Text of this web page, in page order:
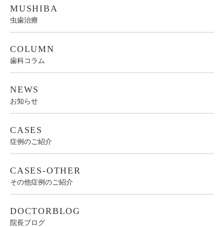
MUSHIBA
虫歯治療
COLUMN
歯科コラム
NEWS
お知らせ
CASES
症例のご紹介
CASES-OTHER
その他症例のご紹介
DOCTORBLOG
院長ブログ